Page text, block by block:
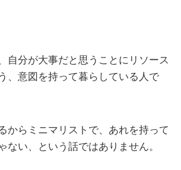
自分が大事だと思うことにリソース
、意図を持って暮らしている人で
からミニマリストで、あれを持って
ない、という話ではありません。